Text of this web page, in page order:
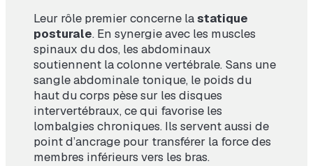
Leur rôle premier concerne lastatique
posturale. En synergie avec les muscles
spinaux du dos, les abdominaux
soutiennent la colonne vertébrale. Sans une
sangle abdominale tonique, le poids du
haut du corps pèse sur les disques
intervertébraux, ce qui favorise les
lombalgies chroniques. Ils servent aussi de
point d’ancrage pour transférer la force des
membres inférieurs vers les bras.